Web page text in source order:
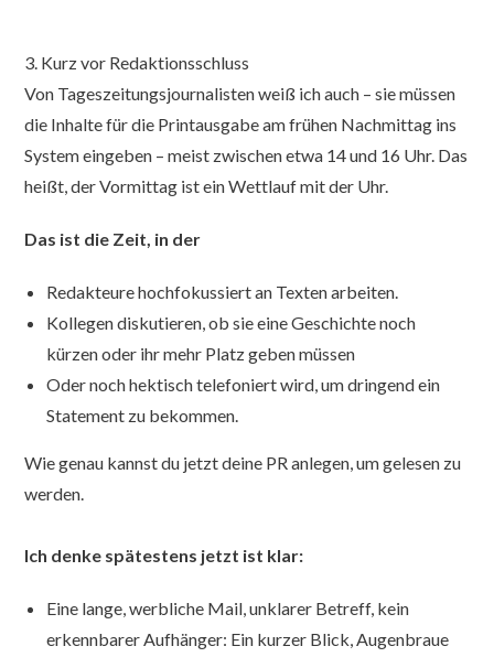
3. Kurz vor Redaktionsschluss
Von Tageszeitungsjournalisten weiß ich auch – sie müssen
die Inhalte für die Printausgabe am frühen Nachmittag ins
System eingeben – meist zwischen etwa 14 und 16 Uhr. Das
heißt, der Vormittag ist ein Wettlauf mit der Uhr.
Das ist die Zeit, in der
Redakteure hochfokussiert an Texten arbeiten.
Kollegen diskutieren, ob sie eine Geschichte noch
kürzen oder ihr mehr Platz geben müssen
Oder noch hektisch telefoniert wird, um dringend ein
Statement zu bekommen.
Wie genau kannst du jetzt deine PR anlegen, um gelesen zu
werden.
Ich denke spätestens jetzt ist klar:
Eine lange, werbliche Mail, unklarer Betreff, kein
erkennbarer Aufhänger: Ein kurzer Blick, Augenbraue